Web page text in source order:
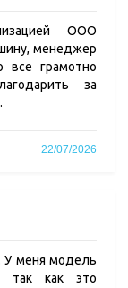
ООО
менеджер
все грамотно
за
22/07/2026
У меня модель
так как это